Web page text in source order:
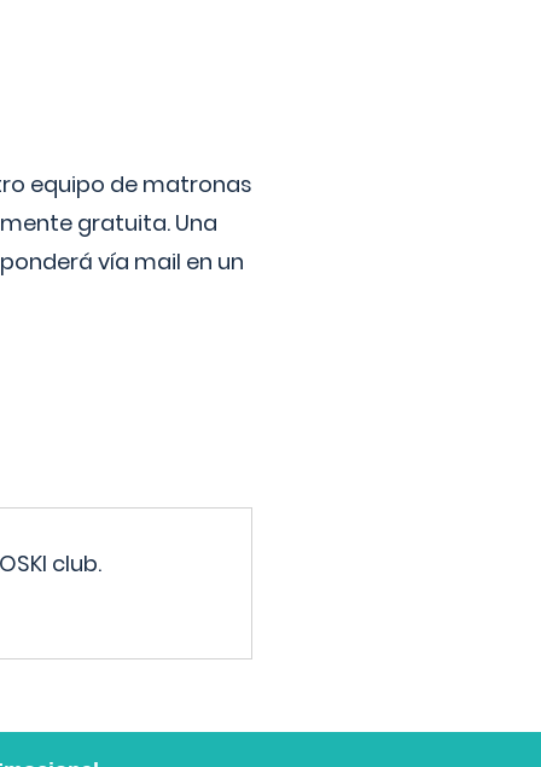
equipo de matronas
gratuita. Una
vía mail en un
club.